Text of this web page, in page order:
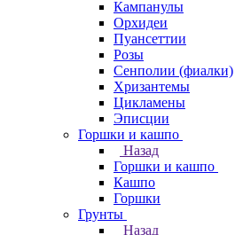
Кампанулы
Орхидеи
Пуансеттии
Розы
Сенполии (фиалки)
Хризантемы
Цикламены
Эписции
Горшки и кашпо
Назад
Горшки и кашпо
Кашпо
Горшки
Грунты
Назад